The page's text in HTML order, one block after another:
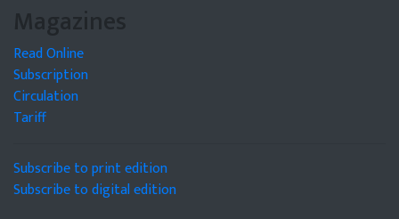
Magazines
Read Online
Subscription
Circulation
Tariff
Subscribe to print edition
Subscribe to digital edition